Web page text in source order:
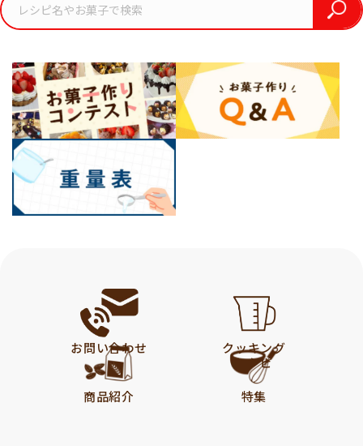
お問い合わせ
クッキング
レシピ
商品紹介
特集